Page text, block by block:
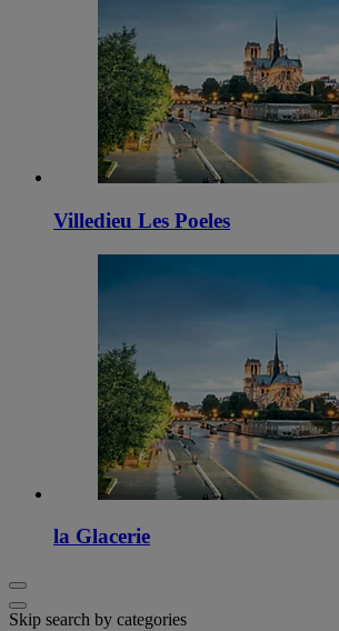
Villedieu Les Poeles
la Glacerie
Skip search by categories